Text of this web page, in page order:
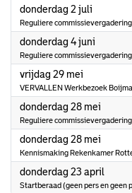
donderdag 2 juli
Reguliere commissievergadering
donderdag 4 juni
Reguliere commissievergadering
vrijdag 29 mei
VERVALLEN Werkbezoek
donderdag 28 mei
Reguliere commissievergadering
donderdag 28 mei
Kennismaking Rekenkamer
donderdag 23 april
Startberaad (geen pers en geen